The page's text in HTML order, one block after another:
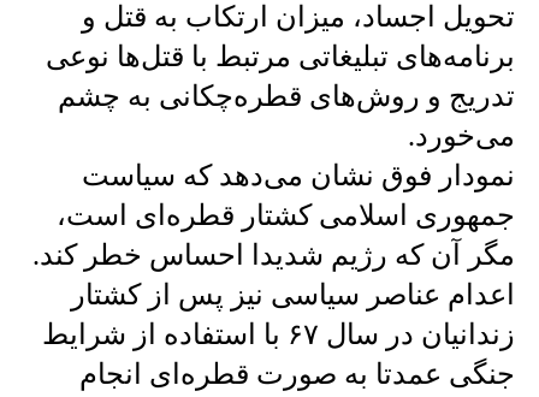
تحویل اجساد، میزان ارتکاب به قتل و
برنامه‌های تبلیغاتی مرتبط با قتل‌ها نوعی
تدریج و روش‌های قطره‌چکانی به چشم
می‌خورد.
نمودار فوق نشان می‌دهد که سیاست
جمهوری اسلامی کشتار قطره‌ای است،
مگر آن که رژیم شدیدا احساس خطر کند.
اعدام‌ عناصر سیاسی نیز پس از کشتار
زندانیان در سال ۶۷ با استفاده از شرایط
جنگی عمدتا به صورت قطره‌ای انجام